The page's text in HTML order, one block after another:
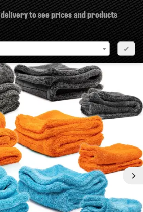
to see prices and products
✔